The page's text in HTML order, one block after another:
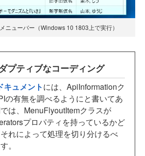
ニューバー（Windows 10 1803上で実行）
プティブなコーディング
ュメントには、ApiInformationク
の有無を調べるようにと書いてあ
は、MenuFlyoutItemクラスが
プロパティを持っているかど
れによって処理を切り分けるべ
。